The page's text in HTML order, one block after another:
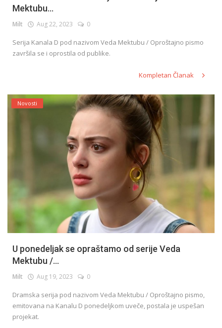
Mektubu...
Milt Aug 22, 2023 0
Serija Kanala D pod nazivom Veda Mektubu / Oproštajno pismo
završila se i oprostila od publike.
Kompletan Članak
Novosti
U ponedeljak se opraštamo od serije Veda
Mektubu /...
Milt Aug 19, 2023 0
Dramska serija pod nazivom Veda Mektubu / Oproštajno pismo,
emitovana na Kanalu D ponedeljkom uveče, postala je uspešan
projekat.